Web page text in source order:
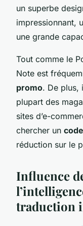
un superbe
impressionnant,
une grande
Tout comme le
Note est
promo. De plus,
plupart des
sites d’e-
chercher un
réduction sur le
Influence
traduction